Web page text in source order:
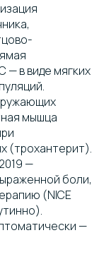
— в виде мягких
мышца
(трохантерит).
—
боли,
(NICE
—